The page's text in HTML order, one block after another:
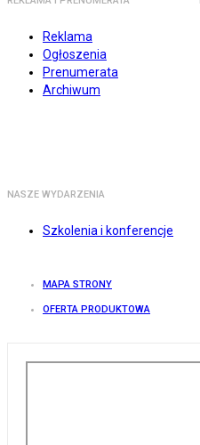
Reklama
Ogłoszenia
Prenumerata
Archiwum
NASZE WYDARZENIA
Szkolenia i konferencje
MAPA STRONY
OFERTA PRODUKTOWA